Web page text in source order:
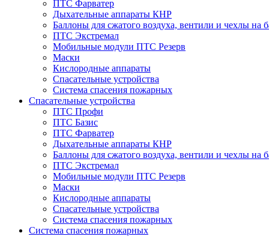
ПТС Фарватер
Дыхательные аппараты КНР
Баллоны для сжатого воздуха, вентили и чехлы на
ПТС Экстремал
Мобильные модули ПТС Резерв
Маски
Кислородные аппараты
Спасательные устройства
Система спасения пожарных
Спасательные устройства
ПТС Профи
ПТС Базис
ПТС Фарватер
Дыхательные аппараты КНР
Баллоны для сжатого воздуха, вентили и чехлы на
ПТС Экстремал
Мобильные модули ПТС Резерв
Маски
Кислородные аппараты
Спасательные устройства
Система спасения пожарных
Система спасения пожарных